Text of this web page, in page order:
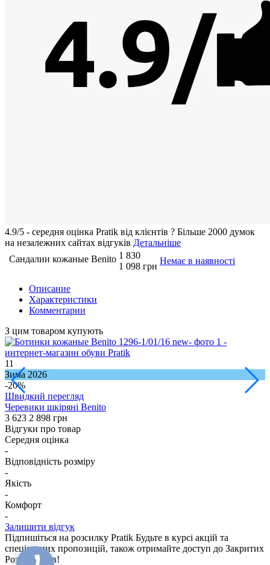
4.9/5 - середня оцiнка Pratik вiд клієнтів ? Більше 2000 думок
на незалежних сайтах відгуків Детальніше
Сандалии кожаные Benito 1 830
1 098 грн
Немає в наявності
Описание
Характеристики
Комментарии
З цим товаром купують
11
Зима 2026
-20%
Швидкий перегляд
Черевики шкіряні Benito
3 623 2 898 грн
Відгуки про товар
Середня оцінка
-
Відповідність розміру
-
Якість
-
Комфорт
-
Залишити відгук
Підпишіться на розсилку Pratik Будьте в курсі акцій та
спеціальних пропозицій, також отримайте доступ до Закритих
Розпродажiв!